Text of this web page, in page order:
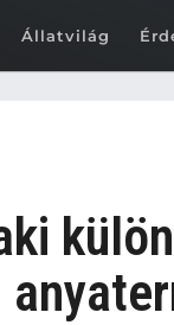
Állatvilág